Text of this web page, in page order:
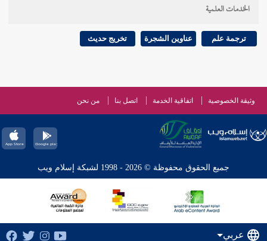
الخدمات العلمية
ترجمة علم عناوين الشجرة تخريج حديث
وثيقة الخصوصية اتفاقية الخدمة اتصل بنا من نحن
جميع الحقوق محفوظة © 2026 - 1998 لشبكة إسلام ويب
عربي